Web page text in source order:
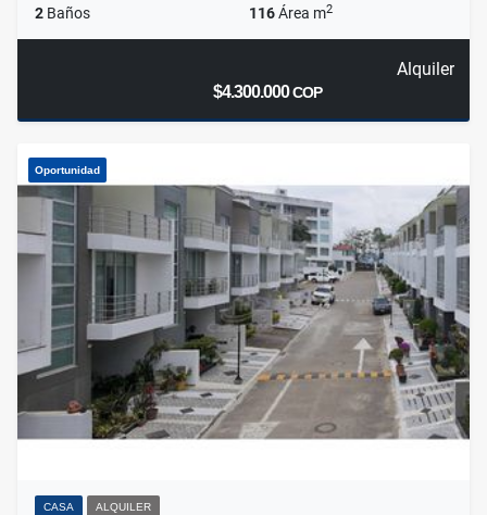
2 Baños 116Área m2
Alquiler
$4.300.000COP
Oportunidad
CASA ALQUILER